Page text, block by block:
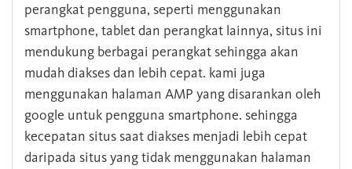
perangkat pengguna, seperti menggunakan
smartphone, tablet dan perangkat lainnya, situs ini
mendukung berbagai perangkat sehingga akan
mudah diakses dan lebih cepat. kami juga
menggunakan halaman AMP yang disarankan oleh
google untuk pengguna smartphone. sehingga
kecepatan situs saat diakses menjadi lebih cepat
daripada situs yang tidak menggunakan halaman